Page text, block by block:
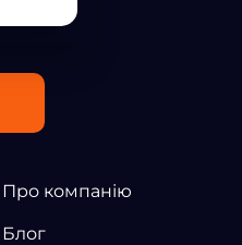
Про компанію
Блог